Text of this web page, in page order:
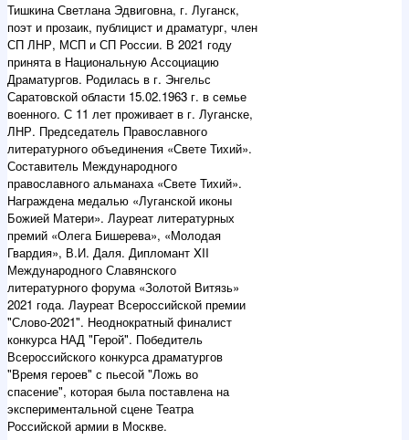
Тишкина Светлана Эдвиговна, г. Луганск,
поэт и прозаик, публицист и драматург, член
СП ЛНР, МСП и СП России. В 2021 году
принята в Национальную Ассоциацию
Драматургов. Родилась в г. Энгельс
Саратовской области 15.02.1963 г. в семье
военного. С 11 лет проживает в г. Луганске,
ЛНР. Председатель Православного
литературного объединения «Свете Тихий».
Составитель Международного
православного альманаха «Свете Тихий».
Награждена медалью «Луганской иконы
Божией Матери». Лауреат литературных
премий «Олега Бишерева», «Молодая
Гвардия», В.И. Даля. Дипломант XII
Международного Славянского
литературного форума «Золотой Витязь»
2021 года. Лауреат Всероссийской премии
"Слово-2021". Неоднократный финалист
конкурса НАД "Герой". Победитель
Всероссийского конкурса драматургов
"Время героев" с пьесой "Ложь во
спасение", которая была поставлена на
экспериментальной сцене Театра
Российской армии в Москве.